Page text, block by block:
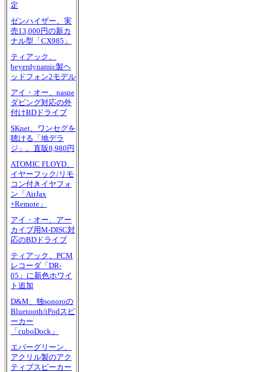
定
ゼンハイザー、実
売13,000円の新カ
ナル型「CX985」
ティアック、
beyerdynamic製ヘ
ッドフォン2モデル
アイ・オー、nasne
ダビング対応の外
付けBDドライブ
SKnet、ワンセグを
聴ける「地デラ
ジ」。直販8,980円
ATOMIC FLOYD、
イヤーフック/リモ
コン付きイヤフォ
ン「AirJax
+Remote」
アイ・オー、アー
カイブ用M-DISC対
応のBDドライブ
ティアック、PCM
レコーダ「DR-
05」に新色ホワイ
ト追加
D&M、独sonoroの
Bluetooth/iPodスピ
ーカー
「cuboDock」
エバーグリーン、
アクリル製のアク
ティブスピーカー